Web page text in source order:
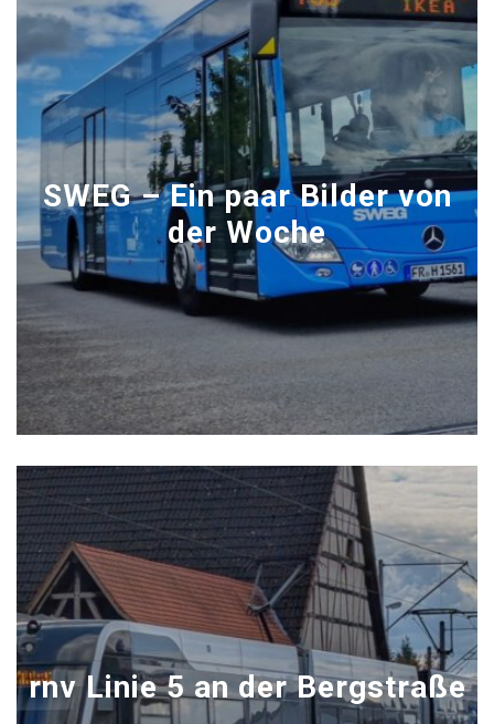
SWEG – Ein paar Bilder von
der Woche
rnv Linie 5 an der Bergstraße